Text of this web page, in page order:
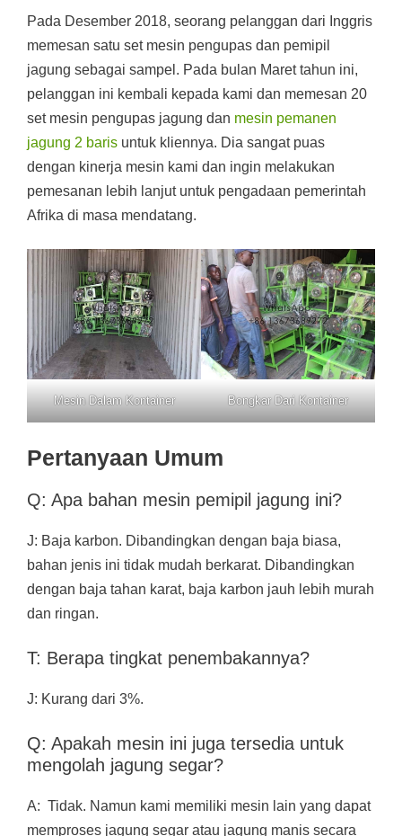
Pada Desember 2018, seorang pelanggan dari Inggris
memesan satu set mesin pengupas dan pemipil
jagung sebagai sampel. Pada bulan Maret tahun ini,
pelanggan ini kembali kepada kami dan memesan 20
set mesin pengupas jagung dan mesin pemanen
jagung 2 baris untuk kliennya. Dia sangat puas
dengan kinerja mesin kami dan ingin melakukan
pemesanan lebih lanjut untuk pengadaan pemerintah
Afrika di masa mendatang.
Mesin Dalam Kontainer Bongkar Dari Kontainer
Pertanyaan Umum
Q: Apa bahan mesin pemipil jagung ini?
J: Baja karbon. Dibandingkan dengan baja biasa,
bahan jenis ini tidak mudah berkarat. Dibandingkan
dengan baja tahan karat, baja karbon jauh lebih murah
dan ringan.
T: Berapa tingkat penembakannya?
J: Kurang dari 3%.
Q: Apakah mesin ini juga tersedia untuk
mengolah jagung segar?
A: Tidak. Namun kami memiliki mesin lain yang dapat
memproses jagung segar atau jagung manis secara